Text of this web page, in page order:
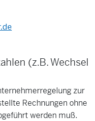
(z.B. Wechsel
zur
Rechnungen ohne
werden muß.